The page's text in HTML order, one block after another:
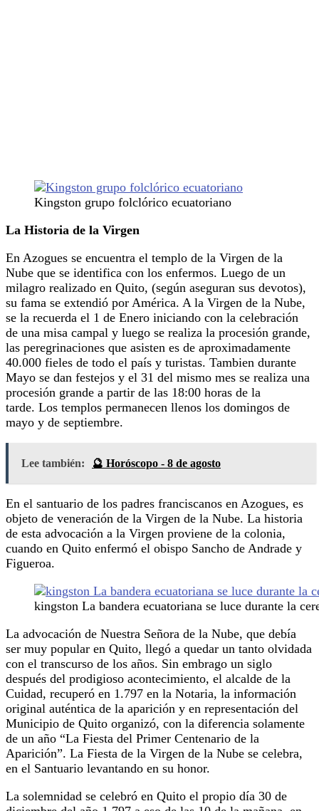
Kingston grupo folclórico ecuatoriano
La Historia de la Virgen
En Azogues se encuentra el templo de la Virgen de la
Nube que se identifica con los enfermos. Luego de un
milagro realizado en Quito, (según aseguran sus devotos),
su fama se extendió por América. A la Virgen de la Nube,
se la recuerda el 1 de Enero iniciando con la celebración
de una misa campal y luego se realiza la procesión grande,
las peregrinaciones que asisten es de aproximadamente
40.000 fieles de todo el país y turistas. Tambien durante
Mayo se dan festejos y el 31 del mismo mes se realiza una
procesión grande a partir de las 18:00 horas de la
tarde. Los templos permanecen llenos los domingos de
mayo y de septiembre.
Lee también: 🔮 Horóscopo - 8 de agosto
En el santuario de los padres franciscanos en Azogues, es
objeto de veneración de la Virgen de la Nube. La historia
de esta advocación a la Virgen proviene de la colonia,
cuando en Quito enfermó el obispo Sancho de Andrade y
Figueroa.
kingston La bandera ecuatoriana se luce durante la
La advocación de Nuestra Señora de la Nube, que debía
ser muy popular en Quito, llegó a quedar un tanto olvidada
con el transcurso de los años. Sin embrago un siglo
después del prodigioso acontecimiento, el alcalde de la
Cuidad, recuperó en 1.797 en la Notaria, la información
original auténtica de la aparición y en representación del
Municipio de Quito organizó, con la diferencia solamente
de un año “La Fiesta del Primer Centenario de la
Aparición”. La Fiesta de la Virgen de la Nube se celebra,
en el Santuario levantando en su honor.
La solemnidad se celebró en Quito el propio día 30 de